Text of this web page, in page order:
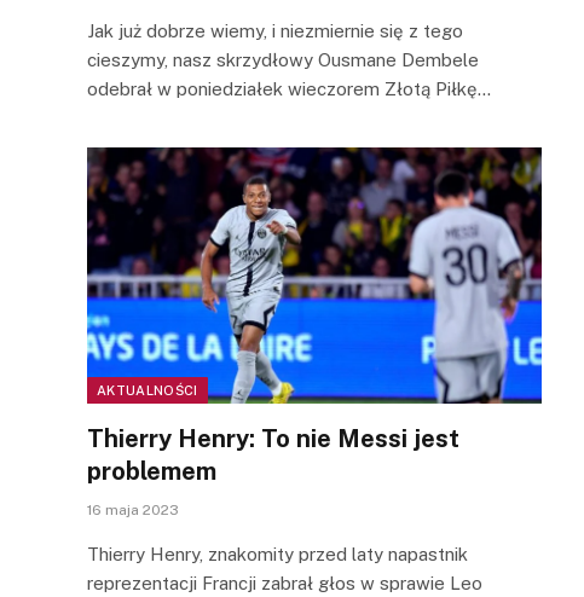
Jak już dobrze wiemy, i niezmiernie się z tego
cieszymy, nasz skrzydłowy Ousmane Dembele
odebrał w poniedziałek wieczorem Złotą Piłkę…
AKTUALNOŚCI
Thierry Henry: To nie Messi jest
problemem
16 maja 2023
Thierry Henry, znakomity przed laty napastnik
reprezentacji Francji zabrał głos w sprawie Leo